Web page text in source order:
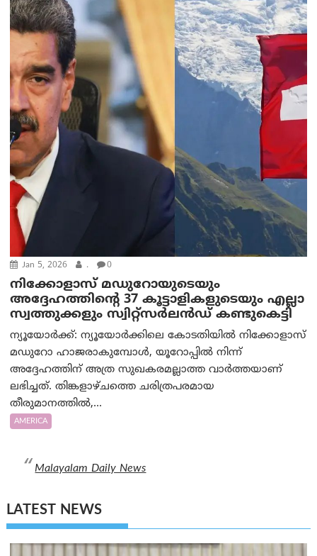
Jan 5, 2026 . 0
നിക്കോളാസ് മഡുറോയുടെയും
അദ്ദേഹത്തിന്റെ 37 കൂട്ടാളികളുടെയും എല്ലാ
സ്വത്തുക്കളും സ്വിറ്റ്സർലൻഡ് കണ്ടുകെട്ടി
ന്യൂയോര്‍ക്ക്: ന്യൂയോർക്കിലെ കോടതിയിൽ നിക്കോളാസ്
മഡുറോ ഹാജരാകുമ്പോൾ, യൂറോപ്പിൽ നിന്ന്
അദ്ദേഹത്തിന് അത്ര സുഖകരമല്ലാത്ത വാര്‍ത്തയാണ്
ലഭിച്ചത്. തിങ്കളാഴ്ചത്തെ ചരിത്രപരമായ
തീരുമാനത്തിൽ,...
AMERICA
Malayalam Daily News
LATEST NEWS